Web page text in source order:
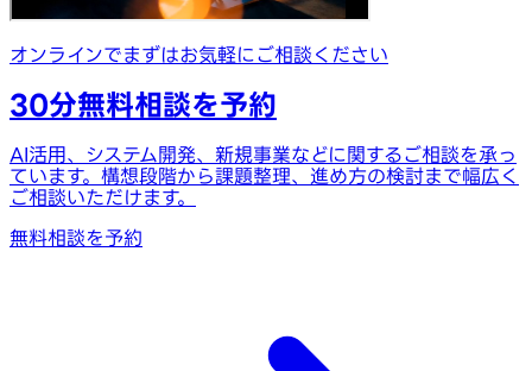
オンラインでまずはお気軽にご相談ください
30分無料相談を予約
AI活用、システム開発、新規事業などに関するご相談を承っ
ています。構想段階から課題整理、進め方の検討まで幅広く
ご相談いただけます。
無料相談を予約